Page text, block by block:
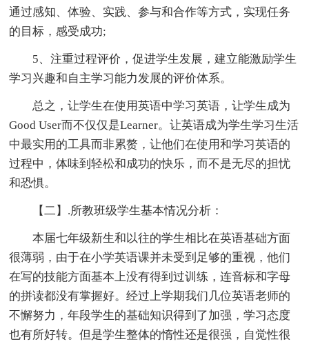
通过感知、体验、实践、参与和合作等方式，实现任务
的目标，感受成功;
5、注重过程评价，促进学生发展，建立能激励学生
学习兴趣和自主学习能力发展的评价体系。
总之，让学生在使用英语中学习英语，让学生成为
Good User而不仅仅是Learner。让英语成为学生学习生活
中最实用的工具而非累赘，让他们在使用和学习英语的
过程中，体味到轻松和成功的快乐，而不是无尽的担忧
和恐惧。
【二】.所教班级学生基本情况分析：
本届七年级新生和以往的学生相比在英语基础方面
很薄弱，由于在小学英语课并未受到足够的重视，他们
在写的技能方面基本上没有得到过训练，连音标和字母
的拼读都没有掌握好。经过上学期我们几位英语老师的
不懈努力，年段学生的基础知识得到了加强，学习态度
也有所好转。但是学生整体的惰性还是很强，自觉性很